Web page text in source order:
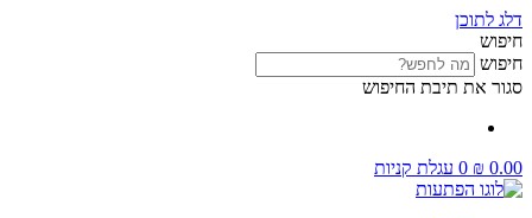
דלג לתוכן
חיפוש
חיפוש
סגור את תיבת החיפוש
₪ 0.00
0 עגלת קניות